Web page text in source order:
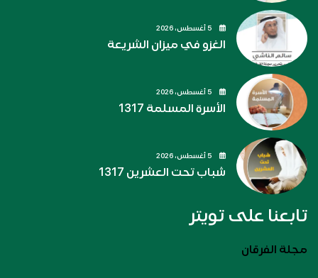
الغزو في ميزان الشريعة
الأسرة المسلمة 1317
شباب تحت العشرين 1317
تابعنا على تويتر
مجلة الفرقان